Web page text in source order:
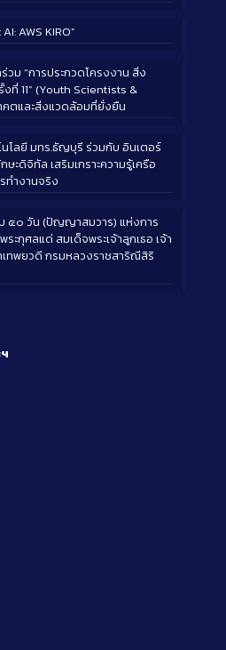
AWS KIRO”
วม “การประกวดโครงงาน สิ่ง
ที่ 11” (Youth Scientists &
ตและสิ่งแวดล้อมที่ยั่งยืน
โลยี มทร.ธัญบุรี ร่วมกับ อินเตอร์
ะดิจิทัล เสริมเกราะความรู้เครือ
ทำงานจริง
๕๐ วัน (ปัญญาสมวาร) แห่งการ
ะกุศลแด่ สมเด็จพระเจ้าลูกเธอ เจ้า
ทพยวดี กรมหลวงราชสาริณีสิริ